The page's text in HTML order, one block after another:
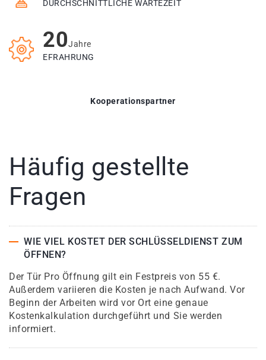
DURCHSCHNITTLICHE WARTEZEIT
20Jahre
EFRAHRUNG
Kooperationspartner
Häufig gestellte
Fragen
WIE VIEL KOSTET DER SCHLÜSSELDIENST ZUM
ÖFFNEN?
Der Tür Pro Öffnung gilt ein Festpreis von 55 €.
Außerdem variieren die Kosten je nach Aufwand. Vor
Beginn der Arbeiten wird vor Ort eine genaue
Kostenkalkulation durchgeführt und Sie werden
informiert.